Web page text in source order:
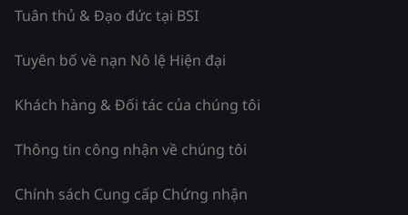
Tuân thủ & Đạo đức tại BSI
Tuyên bố về nạn Nô lệ Hiện đại
Khách hàng & Đối tác của chúng tôi
Thông tin công nhận về chúng tôi
Chính sách Cung cấp Chứng nhận